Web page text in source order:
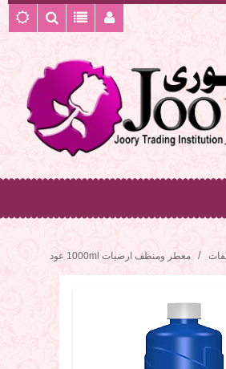
معطر ومنظف ارضيات 1000ml عود